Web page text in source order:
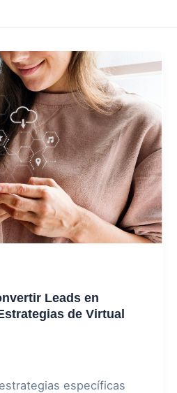
Leads en
de Virtual
específicas